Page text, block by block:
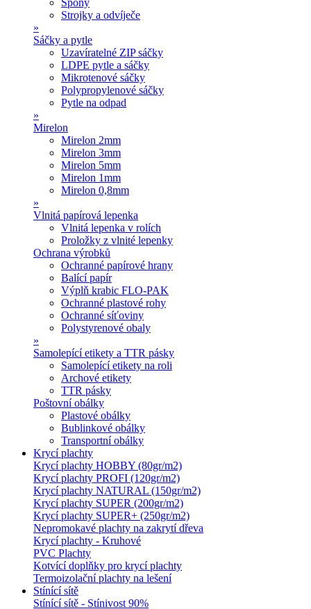
Spony
Strojky a odvíječe
»
Sáčky a pytle
Uzavíratelné ZIP sáčky
LDPE pytle a sáčky
Mikrotenové sáčky
Polypropylenové sáčky
Pytle na odpad
»
Mirelon
Mirelon 2mm
Mirelon 3mm
Mirelon 5mm
Mirelon 1mm
Mirelon 0,8mm
»
Vlnitá papírová lepenka
Vlnitá lepenka v rolích
Proložky z vlnité lepenky
Ochrana výrobků
Ochranné papírové hrany
Balící papír
Výplň krabic FLO-PAK
Ochranné plastové rohy
Ochranné síťoviny
Polystyrenové obaly
»
Samolepící etikety a TTR pásky
Samolepící etikety na roli
Archové etikety
TTR pásky
Poštovní obálky
Plastové obálky
Bublinkové obálky
Transportní obálky
Krycí plachty
Krycí plachty HOBBY (80gr/m2)
Krycí plachty PROFI (120gr/m2)
Krycí plachty NATURAL (150gr/m2)
Krycí plachty SUPER (200gr/m2)
Krycí plachty SUPER+ (250gr/m2)
Nepromokavé plachty na zakrytí dřeva
Krycí plachty - Kruhové
PVC Plachty
Kotvící doplňky pro krycí plachty
Termoizolační plachty na lešení
Stínící sítě
Stínící sítě - Stínivost 90%